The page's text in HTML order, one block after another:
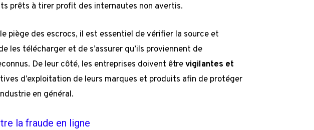
prêts à tirer profit des internautes non avertis.
piège des escrocs, il est essentiel de vérifier la source et
les télécharger et de s’assurer qu’ils proviennent de
De leur côté, les entreprises doivent êtrevigilantes et
d’exploitation de leurs marques et produits afin de protéger
en général.
la fraude en ligne